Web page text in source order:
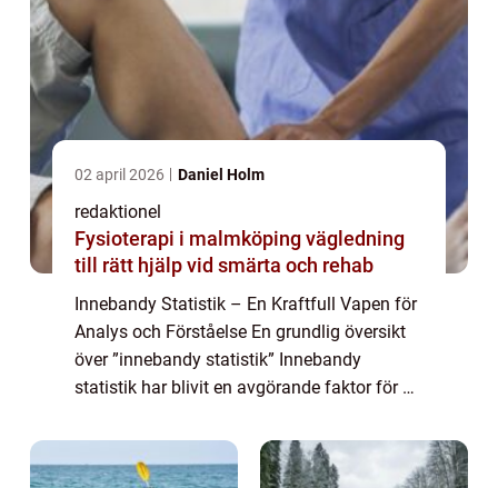
02 april 2026 Daniel Holm
redaktionel
Fysioterapi i malmköping vägledning
till rätt hjälp vid smärta och rehab
Innebandy Statistik – En Kraftfull Vapen för
Analys och Förståelse En grundlig översikt
över ”innebandy statistik” Innebandy
statistik har blivit en avgörande faktor för att
snabba och intensiva ...